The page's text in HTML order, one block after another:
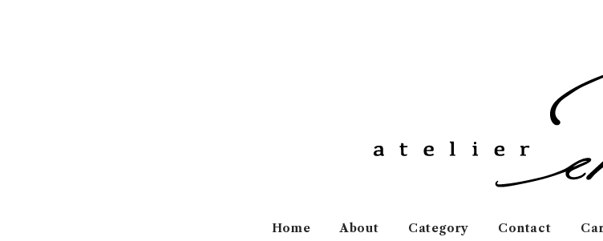
Home About Category Contact